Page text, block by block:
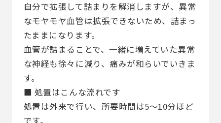
自分で拡張して詰まりを解消しますが、異常
なモヤモヤ血管は拡張できないため、詰まっ
たままになります。
血管が詰まることで、一緒に増えていた異常
な神経も徐々に減り、痛みが和らいでいきま
す。
■ 処置はこんな流れです
処置は外来で行い、所要時間は5〜10分ほど
です。